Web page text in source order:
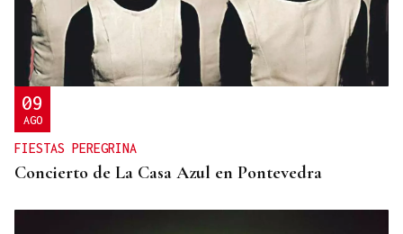
09
AGO
FIESTAS PEREGRINA
Concierto de La Casa Azul en Pontevedra